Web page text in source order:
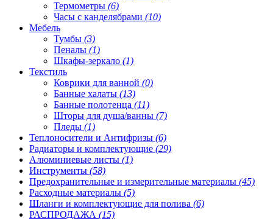
Термометры (6)
Часы с канделябрами (10)
Мебель
Тумбы (3)
Пеналы (1)
Шкафы-зеркало (1)
Текстиль
Коврики для ванной (0)
Банные халаты (13)
Банные полотенца (11)
Шторы для душа/ванны (7)
Пледы (1)
Теплоносители и Антифризы (6)
Радиаторы и комплектующие (29)
Алюминиевые листы (1)
Инструменты (58)
Предохранительные и измерительные материалы (45)
Расходные материалы (5)
Шланги и комплектующие для полива (6)
РАСПРОДАЖА (15)